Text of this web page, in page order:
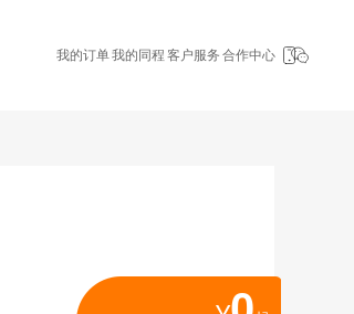
我的订单我的同程 客户服务 合作中心